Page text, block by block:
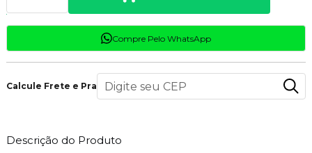
Compre Pelo WhatsApp
Calcule Frete e Prazo
Descrição do Produto